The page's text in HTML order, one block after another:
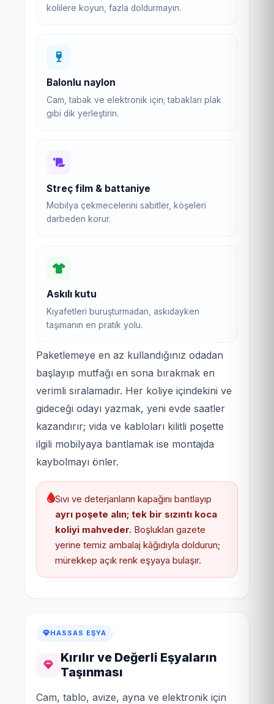
kolilere koyun, fazla doldurmayın.
Balonlu naylon
Cam, tabak ve elektronik için; tabakları plak
gibi dik yerleştirin.
Streç film & battaniye
Mobilya çekmecelerini sabitler, köşeleri
darbeden korur.
Askılı kutu
Kıyafetleri buruşturmadan, askıdayken
taşımanın en pratik yolu.
Paketlemeye en az kullandığınız odadan
başlayıp mutfağı en sona bırakmak en
verimli sıralamadır. Her koliye içindekini ve
gideceği odayı yazmak, yeni evde saatler
kazandırır; vida ve kabloları kilitli poşette
ilgili mobilyaya bantlamak ise montajda
kaybolmayı önler.
Sıvı ve deterjanların kapağını bantlayıp
ayrı poşete alın; tek bir sızıntı koca
koliyi mahveder. Boşlukları gazete
yerine temiz ambalaj kâğıdıyla doldurun;
mürekkep açık renk eşyaya bulaşır.
HASSAS EŞYA
Kırılır ve Değerli Eşyaların
Taşınması
Cam, tablo, avize, ayna ve elektronik için